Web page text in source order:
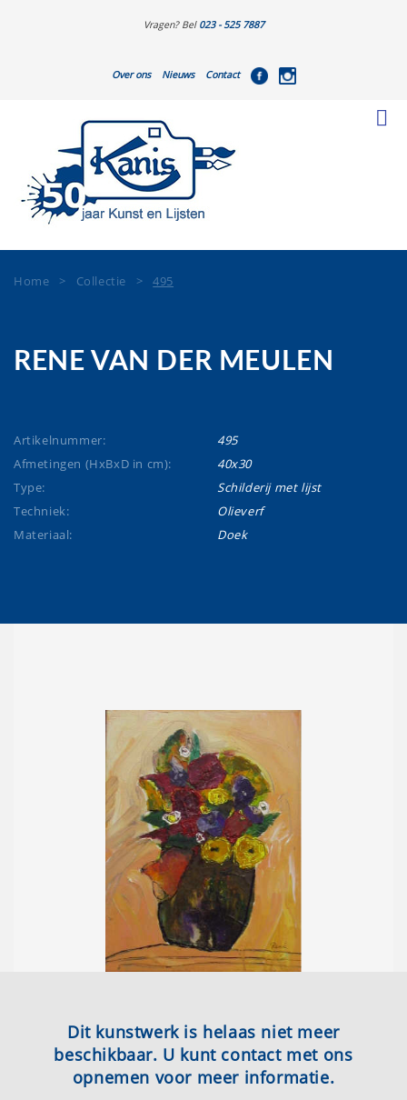
Vragen? Bel 023 - 525 7887
Over ons Nieuws Contact
Home > Collectie >495
RENE VAN DER MEULEN
Artikelnummer:
495
Afmetingen (HxBxD in cm):
40x30
Type:
Schilderij met lijst
Techniek:
Olieverf
Materiaal:
Doek
Dit kunstwerk is helaas niet meer
beschikbaar. U kunt contact met ons
opnemen voor meer informatie.